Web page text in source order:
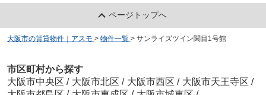
ページトップへ
大阪市の賃貸物件｜アスモ > 物件一覧 > サンライズツイン関目1号館
市区町村から探す
大阪市中央区 / 大阪市北区 / 大阪市西区 / 大阪市天王寺区 /